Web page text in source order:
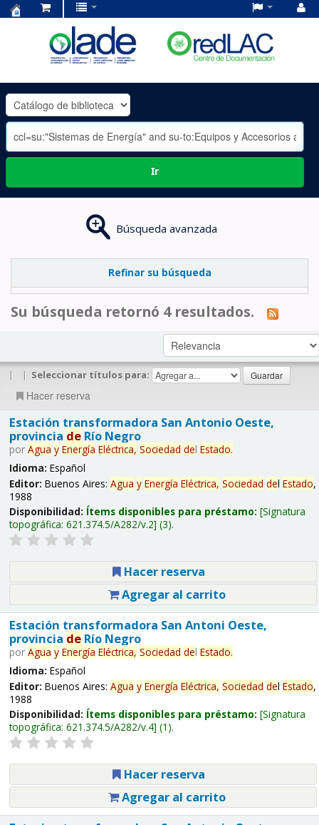
OLADE
-
Ir
Búsqueda avanzada
Refinar su búsqueda
Su búsqueda retornó 4 resultados.
| | Seleccionar títulos para:
Hacer reserva
Estación transformadora San Antonio Oeste,
provincia deRío Negro
por Agua y Energía Eléctrica, Sociedad del Estado.
Idioma: Español
Editor: Buenos Aires: Agua y Energía Eléctrica, Sociedad del Estado,
1988
Disponibilidad: Ítems disponibles para préstamo: Signatura
topográfica: 621.374.5/A282/v.2 (3).
Hacer reserva
Agregar al carrito
Estación transformadora San Antoni Oeste,
provincia deRío Negro
por Agua y Energía Eléctrica, Sociedad del Estado.
Idioma: Español
Editor: Buenos Aires: Agua y Energía Eléctrica, Sociedad del Estado,
1988
Disponibilidad: Ítems disponibles para préstamo: Signatura
topográfica: 621.374.5/A282/v.4 (1).
Hacer reserva
Agregar al carrito